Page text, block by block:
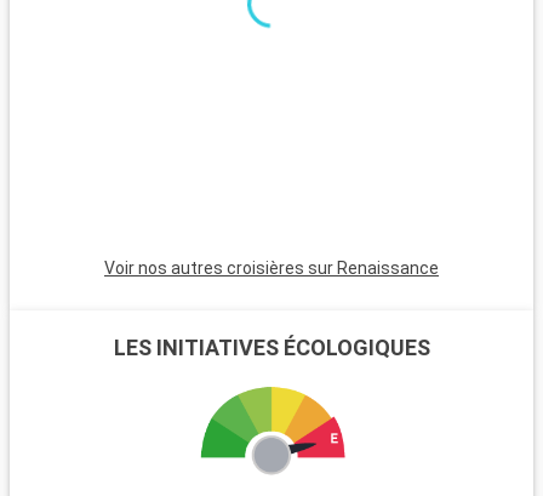
amoureux de la nature. Aix-en-Provence, ville d'art et
Voir nos autres croisières sur Renaissance
LES INITIATIVES ÉCOLOGIQUES